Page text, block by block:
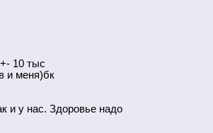
10 тыс
и меня)бк
и у нас. Здоровье надо